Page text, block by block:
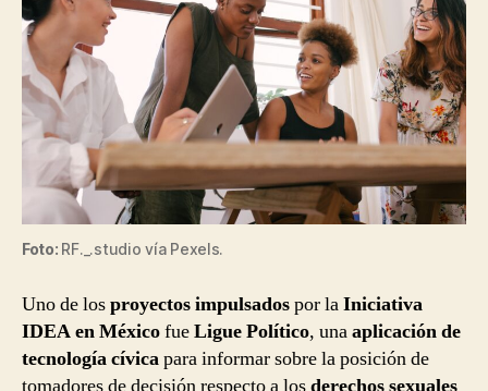
Foto: RF._.studio vía Pexels.
Uno de losproyectos impulsadospor laIniciativa
IDEA en MéxicofueLigue Político, unaaplicación de
tecnología cívicapara informar sobre la posición de